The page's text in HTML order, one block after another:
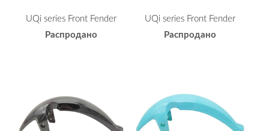
UQi series Front Fender
Распродано
UQi series Front Fender
Распродано